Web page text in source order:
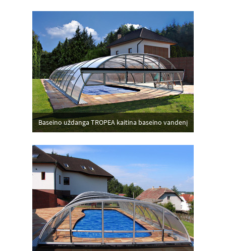
Baseino uždanga TROPEA kaitina baseino vandenį